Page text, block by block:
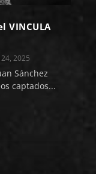
VINCULA
2025
Sánchez
captados...